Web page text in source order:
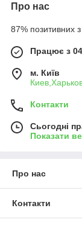
Про нас
87% позитивних з
Працює з
м. Київ
Контакти
Сьогодні
Показати
Про нас
Контакти